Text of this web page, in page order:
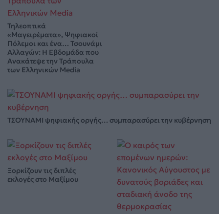
Τηλεοπτικά
«Μαγειρέματα», Ψηφιακοί
Πόλεμοι και ένα… Τσουνάμι
Αλλαγών: Η Εβδομάδα που
Ανακάτεψε την Τράπουλα
των Ελληνικών Media
ΤΣΟΥΝΑΜΙ ψηφιακής οργής… συμπαρασύρει την κυβέρνηση
Ξορκίζουν τις διπλές
εκλογές στο Μαξίμου